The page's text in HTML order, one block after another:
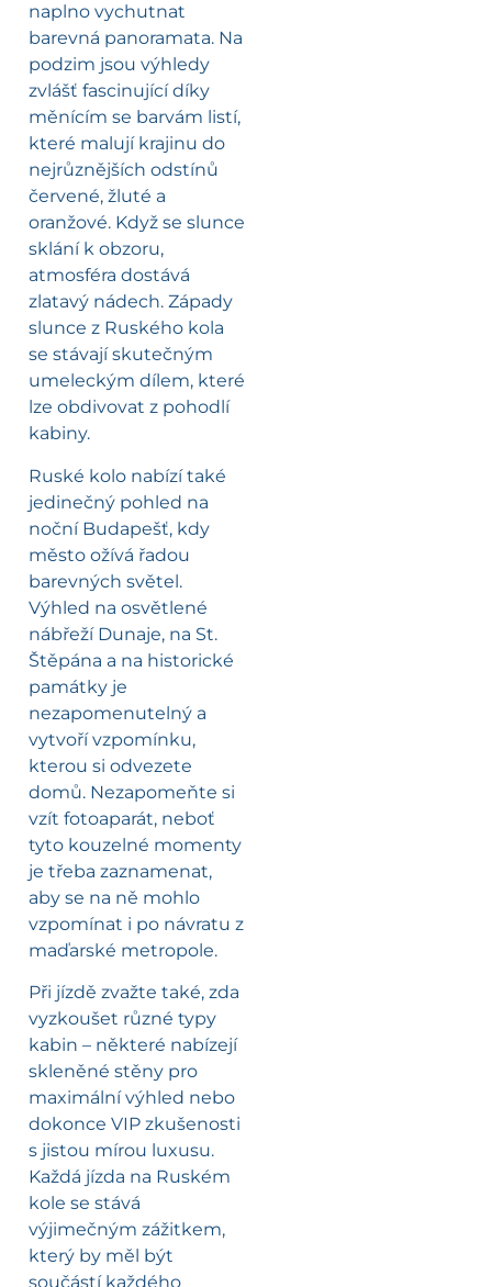
naplno vychutnat
barevná panoramata. Na
podzim jsou výhledy
zvlášť fascinující díky
měnícím se barvám listí,
které malují krajinu do
nejrůznějších odstínů
červené, žluté a
oranžové. Když se slunce
sklání k obzoru,
atmosféra dostává
zlatavý nádech. Západy
slunce z Ruského kola
se stávají skutečným
umeleckým dílem, které
lze obdivovat z pohodlí
kabiny.
Ruské kolo nabízí také
jedinečný pohled na
noční Budapešť, kdy
město ožívá řadou
barevných světel.
Výhled na osvětlené
nábřeží Dunaje, na St.
Štěpána a na historické
památky je
nezapomenutelný a
vytvoří vzpomínku,
kterou si odvezete
domů. Nezapomeňte si
vzít fotoaparát, neboť
tyto kouzelné momenty
je třeba zaznamenat,
aby se na ně mohlo
vzpomínat i po návratu z
maďarské metropole.
Při jízdě zvažte také, zda
vyzkoušet různé typy
kabin – některé nabízejí
skleněné stěny pro
maximální výhled nebo
dokonce VIP zkušenosti
s jistou mírou luxusu.
Každá jízda na Ruském
kole se stává
výjimečným zážitkem,
který by měl být
součástí každého